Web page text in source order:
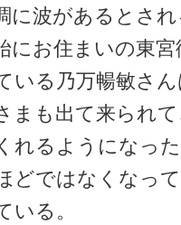
に波があるとさ
にお住まいの東宮
いる乃万暢敏さ
まも出て来られ
れるようになっ
どではなくなって
いる。